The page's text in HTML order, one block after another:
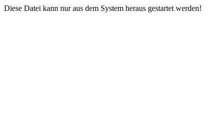
Diese Datei kann nur aus dem System heraus gestartet werden!